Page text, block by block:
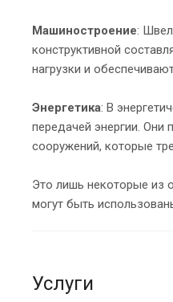
Машиностроение:
конструктивной
нагрузки и
Энергетика: В
передачей энергии. Они
сооружений, которые
Это лишь некоторые из
могут быть
Услуги